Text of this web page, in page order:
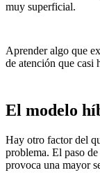
muy superficial.
Aprender algo que
de atención que casi
El modelo
Hay otro factor del
problema. El paso
provoca una mayor